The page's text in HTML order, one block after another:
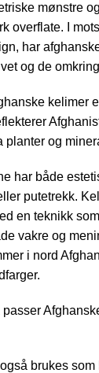
mønstre
overflate. I
har
og de
kelimer
planter og
har både
putetrekk.
en teknikk
vakre og
i nord
passer
brukes